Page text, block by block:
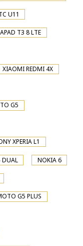
U11
T3 8 LTE
XIAOMI REDMI 4X
G5
XPERIA L1
DUAL NOKIA 6
G5 PLUS